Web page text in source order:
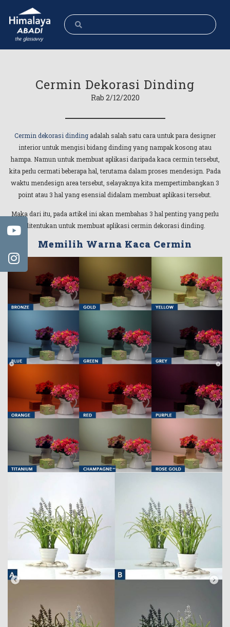
Cermin Dekorasi Dinding
Rab 2/12/2020
Cermin dekorasi dinding adalah salah satu cara untuk para designer
interior untuk mengisi bidang dinding yang nampak kosong atau
hampa. Namun untuk membuat aplikasi daripada kaca cermin tersebut,
kita perlu cermati beberapa hal, terutama dalam proses mendesign. Pada
waktu mendesign area tersebut, selayaknya kita mempertimbangkan 3
point atau 3 hal yang esensial didalam membuat aplikasi tersebut.
Maka dari itu, pada artikel ini akan membahas 3 hal penting yang perlu
ditentukan untuk membuat aplikasi cermin dekorasi dinding.
Memilih Warna Kaca Cermin